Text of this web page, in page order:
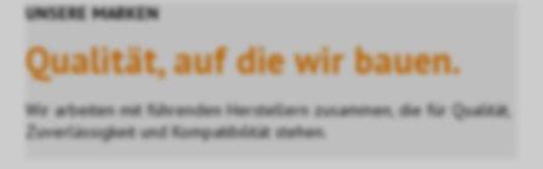
UNSERE MARKEN
Qualität, auf die wir bauen.
Wir arbeiten mit führenden Herstellern zusammen, die für Qualität,
Zuverlässigkeit und Kompatibilität stehen.